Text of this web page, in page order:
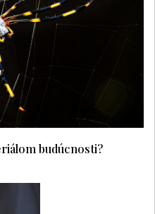
budúcnosti?